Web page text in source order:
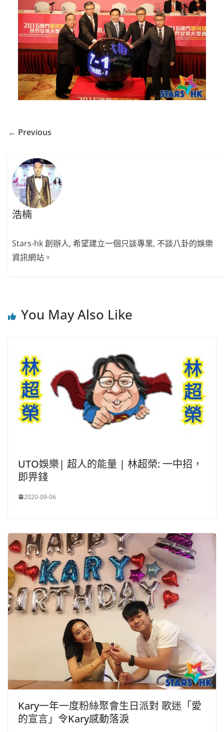
← Previous
浩楠
Stars-hk 創辦人, 希望建立一個只談專業, 不談八卦的娛樂
資訊網站。
You May Also Like
UTO娛樂| 超人的能量 | 林超榮: 一中招，
即畀錢
2020-09-06
Kary一年一度粉絲聚會生日派對 歌迷「愛
的宣言」令Kary感動落淚